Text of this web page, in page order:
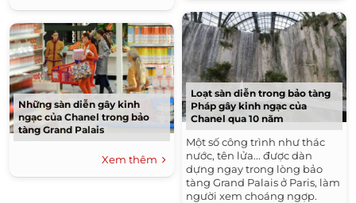
Những sàn diễn gây kinh
ngạc của Chanel trong bảo
tàng Grand Palais
Xem thêm
Loạt sàn diễn trong bảo tàng
Pháp gây kinh ngạc của
Chanel qua 10 năm
Một số công trình như thác
nước, tên lửa... được dàn
dựng ngay trong lòng bảo
tàng Grand Palais ở Paris, làm
người xem choáng ngợp.